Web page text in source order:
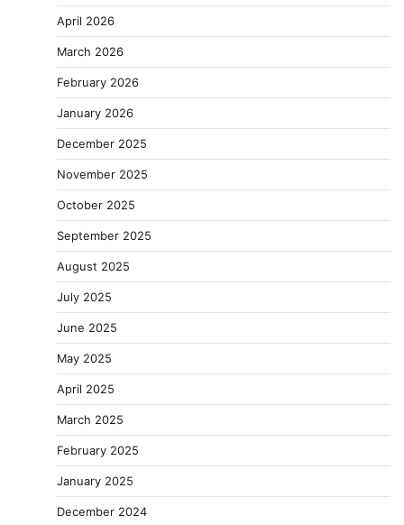
April 2026
March 2026
February 2026
January 2026
December 2025
November 2025
October 2025
September 2025
August 2025
July 2025
June 2025
May 2025
April 2025
March 2025
February 2025
January 2025
December 2024